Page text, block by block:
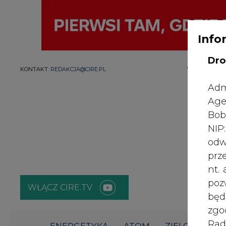
KONTAKT: REDAKCJA@CIRE.PL WYDAWCA
WŁĄCZ CIRE.TV
nt.